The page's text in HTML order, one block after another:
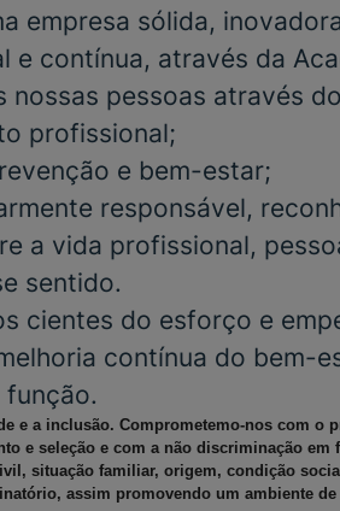
empresa sólida,
e contínua, através da
nossas pessoas através
profissional;
e bem-estar;
responsável,
a vida profissional,
sentido.
cientes do esforço e
contínua do bem-
função.
e a inclusão. Comprometemo-nos com o
e seleção e com a não discriminação
situação familiar, origem, condição
assim promovendo um ambiente